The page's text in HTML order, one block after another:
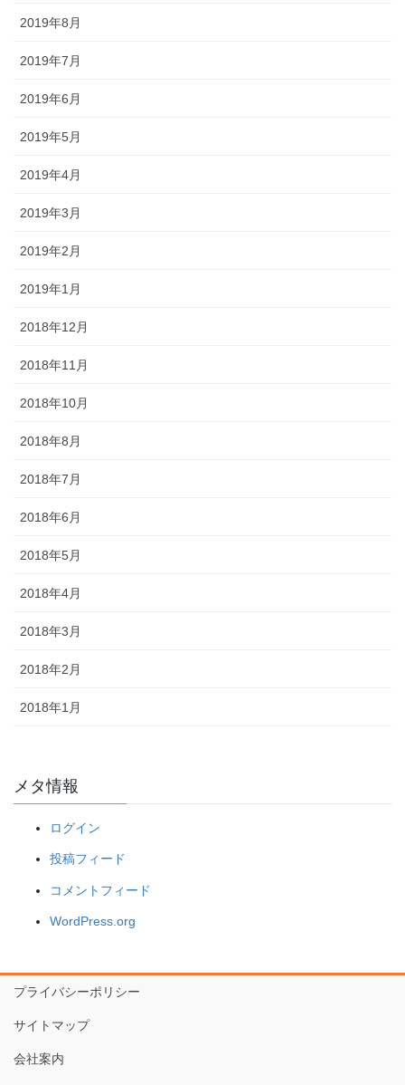
2019年8月
2019年7月
2019年6月
2019年5月
2019年4月
2019年3月
2019年2月
2019年1月
2018年12月
2018年11月
2018年10月
2018年8月
2018年7月
2018年6月
2018年5月
2018年4月
2018年3月
2018年2月
2018年1月
メタ情報
ログイン
投稿フィード
コメントフィード
WordPress.org
プライバシーポリシー
サイトマップ
会社案内